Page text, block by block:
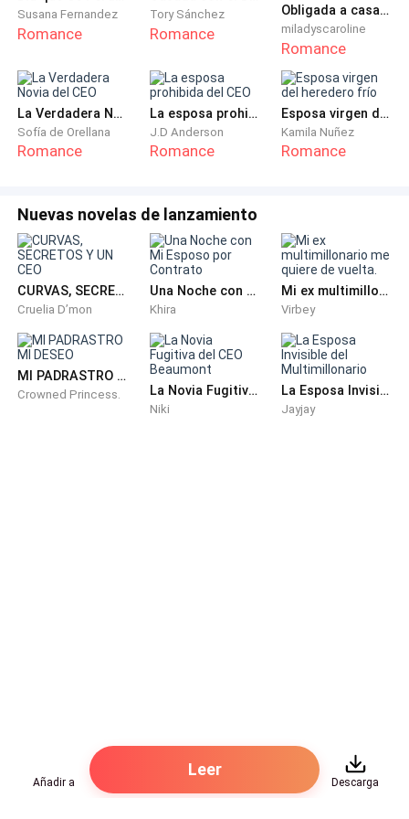
padre para estar más a su altura. Abrió ligeramente
mis piernas y se adentró un poco para después
lenguas danzaban en un baile erótico y placentero.
Todo iba bien pero de repente se escuchó un portazo
que hizo que ambos nos separáramos.
desencajado y en sus ojos se observaba una especie
de decepción, lo sabía por la forma en que me
observaba juzgando lo que su mejor amigo y yo
habíamos estado haciendo.
-¿¡QUÉ CARAJOS ESTAN HACIENDO!?
Su tono era furioso y no era para menos. Ambos
sabíamos las consecuencias que esto conllevaría y
Susana Fernandez
Romance
Tory Sánchez
Romance
Obligada a casarme con el hermano de mi EX
miladyscaroline
Romance
La Verdadera Novia del CEO
Sofía de Orellana
Romance
La esposa prohibida del CEO
J.D Anderson
Romance
Esposa virgen del heredero frío
Kamila Nuñez
Romance
Nuevas novelas de lanzamiento
CURVAS, SECRETOS Y UN CEO
Cruelia D’mon
Una Noche con Mi Esposo por Contrato
Khira
Mi ex multimillonario me quiere de vuelta.
Virbey
MI PADRASTRO MI DESEO
Crowned Princess. La Novia Fugitiva del CEO Beaumont
Niki
La Esposa Invisible del Multimillonario
Jayjay
Añadir a
Leer
Descarga